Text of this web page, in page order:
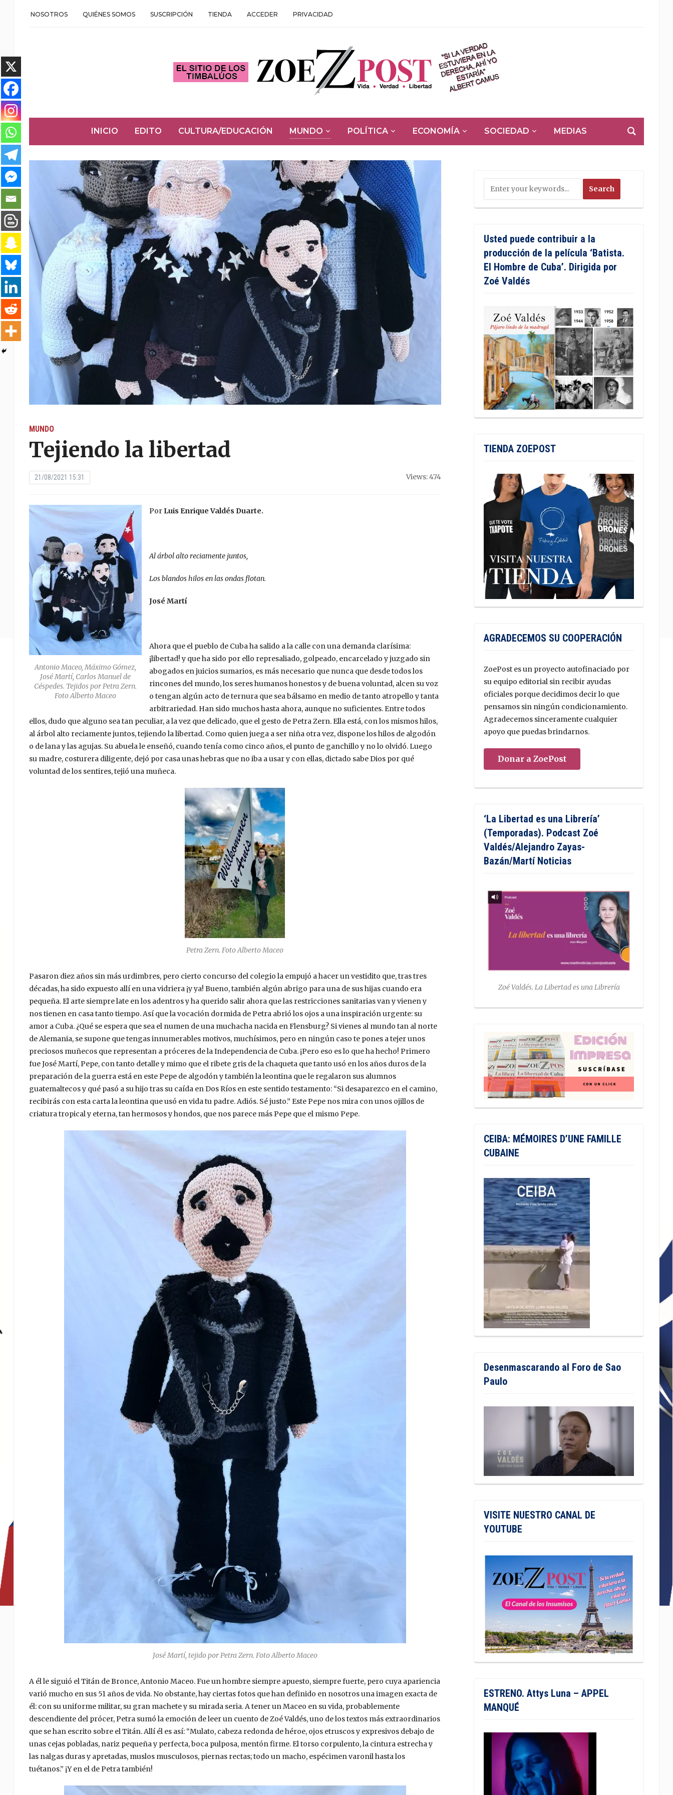
NOSOTROS QUIÉNES SOMOS SUSCRIPCIÓN TIENDA ACCEDER PRIVACIDAD
INICIO EDITO CULTURA/EDUCACIÓN MUNDO POLÍTICA ECONOMÍA SOCIEDAD MEDIAS
MUNDO
Tejiendo la libertad
21/08/2021 15:31 Views: 474
Antonio Maceo, Máximo Gómez,
José Martí, Carlos Manuel de
Céspedes. Tejidos por Petra Zern.
Foto Alberto Maceo
Por Luis Enrique Valdés Duarte.
Al árbol alto reciamente juntos,
Los blandos hilos en las ondas flotan.
José Martí
Ahora que el pueblo de Cuba ha salido a la calle con una demanda clarísima:
¡libertad! y que ha sido por ello represaliado, golpeado, encarcelado y juzgado sin
abogados en juicios sumarios, es más necesario que nunca que desde todos los
rincones del mundo, los seres humanos honestos y de buena voluntad, alcen su voz
o tengan algún acto de ternura que sea bálsamo en medio de tanto atropello y tanta
arbitrariedad. Han sido muchos hasta ahora, aunque no suficientes. Entre todos
ellos, dudo que alguno sea tan peculiar, a la vez que delicado, que el gesto de Petra Zern. Ella está, con los mismos hilos,
al árbol alto reciamente juntos, tejiendo la libertad. Como quien juega a ser niña otra vez, dispone los hilos de algodón
o de lana y las agujas. Su abuela le enseñó, cuando tenía como cinco años, el punto de ganchillo y no lo olvidó. Luego
su madre, costurera diligente, dejó por casa unas hebras que no iba a usar y con ellas, dictado sabe Dios por qué
voluntad de los sentires, tejió una muñeca.
Petra Zern. Foto Alberto Maceo
Pasaron diez años sin más urdimbres, pero cierto concurso del colegio la empujó a hacer un vestidito que, tras tres
décadas, ha sido expuesto allí en una vidriera ¡y ya! Bueno, también algún abrigo para una de sus hijas cuando era
pequeña. El arte siempre late en los adentros y ha querido salir ahora que las restricciones sanitarias van y vienen y
nos tienen en casa tanto tiempo. Así que la vocación dormida de Petra abrió los ojos a una inspiración urgente: su
amor a Cuba. ¿Qué se espera que sea el numen de una muchacha nacida en Flensburg? Si vienes al mundo tan al norte
de Alemania, se supone que tengas innumerables motivos, muchísimos, pero en ningún caso te pones a tejer unos
preciosos muñecos que representan a próceres de la Independencia de Cuba. ¡Pero eso es lo que ha hecho! Primero
fue José Martí, Pepe, con tanto detalle y mimo que el ribete gris de la chaqueta que tanto usó en los años duros de la
preparación de la guerra está en este Pepe de algodón y también la leontina que le regalaron sus alumnos
guatemaltecos y qué pasó a su hijo tras su caída en Dos Ríos en este sentido testamento: “Si desaparezco en el camino,
recibirás con esta carta la leontina que usó en vida tu padre. Adiós. Sé justo.” Este Pepe nos mira con unos ojillos de
criatura tropical y eterna, tan hermosos y hondos, que nos parece más Pepe que el mismo Pepe.
José Martí, tejido por Petra Zern. Foto Alberto Maceo
A él le siguió el Titán de Bronce, Antonio Maceo. Fue un hombre siempre apuesto, siempre fuerte, pero cuya apariencia
varió mucho en sus 51 años de vida. No obstante, hay ciertas fotos que han definido en nosotros una imagen exacta de
él: con su uniforme militar, su gran machete y su mirada seria. A tener un Maceo en su vida, probablemente
descendiente del prócer, Petra sumó la emoción de leer un cuento de Zoé Valdés, uno de los textos más extraordinarios
que se han escrito sobre el Titán. Allí él es así: “Mulato, cabeza redonda de héroe, ojos etruscos y expresivos debajo de
unas cejas pobladas, nariz pequeña y perfecta, boca pulposa, mentón firme. El torso corpulento, la cintura estrecha y
las nalgas duras y apretadas, muslos musculosos, piernas rectas; todo un macho, espécimen varonil hasta los
tuétanos.” ¡Y en el de Petra también!
Usted puede contribuir a la
producción de la película ‘Batista.
El Hombre de Cuba’. Dirigida por
Zoé Valdés
TIENDA ZOEPOST
AGRADECEMOS SU COOPERACIÓN
ZoePost es un proyecto autofinaciado por
su equipo editorial sin recibir ayudas
oficiales porque decidimos decir lo que
pensamos sin ningún condicionamiento.
Agradecemos sinceramente cualquier
apoyo que puedas brindarnos.
Donar a ZoePost
‘La Libertad es una Librería’
(Temporadas). Podcast Zoé
Valdés/Alejandro Zayas-
Bazán/Martí Noticias
Zoé Valdés. La Libertad es una Librería
CEIBA: MÉMOIRES D’UNE FAMILLE
CUBAINE
Desenmascarando al Foro de Sao
Paulo
VISITE NUESTRO CANAL DE
YOUTUBE
ESTRENO. Attys Luna – APPEL
MANQUÉ